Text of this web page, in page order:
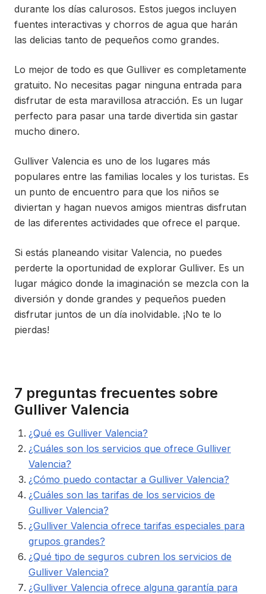
durante los días calurosos. Estos juegos incluyen
fuentes interactivas y chorros de agua que harán
las delicias tanto de pequeños como grandes.
Lo mejor de todo es que Gulliver es completamente
gratuito. No necesitas pagar ninguna entrada para
disfrutar de esta maravillosa atracción. Es un lugar
perfecto para pasar una tarde divertida sin gastar
mucho dinero.
Gulliver Valencia es uno de los lugares más
populares entre las familias locales y los turistas. Es
un punto de encuentro para que los niños se
diviertan y hagan nuevos amigos mientras disfrutan
de las diferentes actividades que ofrece el parque.
Si estás planeando visitar Valencia, no puedes
perderte la oportunidad de explorar Gulliver. Es un
lugar mágico donde la imaginación se mezcla con la
diversión y donde grandes y pequeños pueden
disfrutar juntos de un día inolvidable. ¡No te lo
pierdas!
7 preguntas frecuentes sobre
Gulliver Valencia
¿Qué es Gulliver Valencia?
¿Cuáles son los servicios que ofrece Gulliver
Valencia?
¿Cómo puedo contactar a Gulliver Valencia?
¿Cuáles son las tarifas de los servicios de
Gulliver Valencia?
¿Gulliver Valencia ofrece tarifas especiales para
grupos grandes?
¿Qué tipo de seguros cubren los servicios de
Gulliver Valencia?
¿Gulliver Valencia ofrece alguna garantía para